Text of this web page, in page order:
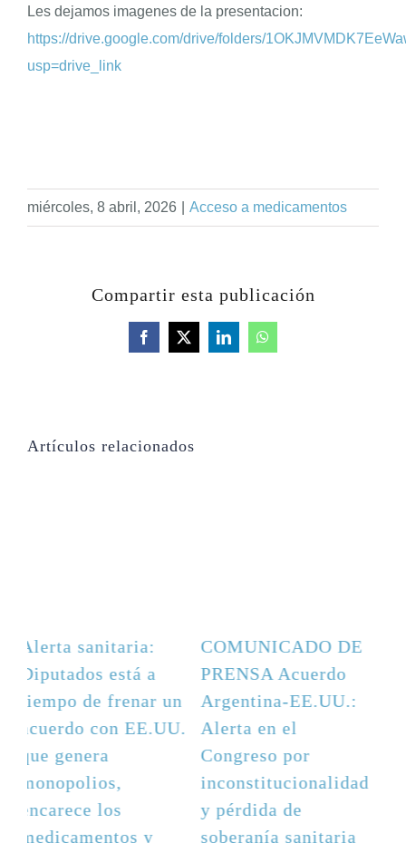
Les dejamos imagenes de la presentacion:
https://drive.google.com/drive/folders/
usp=drive_link
miércoles, 8 abril, 2026 Acceso a medicamentos
Compartir esta publicación
Facebook
X LinkedInWhatsApp
Artículos relacionados
Alerta sanitaria:
Diputados está a
tiempo de frenar un
acuerdo con EE.UU.
que genera
monopolios,
encarece los
medicamentos y
COMUNICADO DE
PRENSA Acuerdo
Argentina-EE.UU.:
Alerta en el
Congreso por
inconstitucionalidad
y pérdida de
soberanía sanitaria